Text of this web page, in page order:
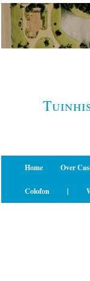
Spring
naar
primaire
Home Over
Colofon |